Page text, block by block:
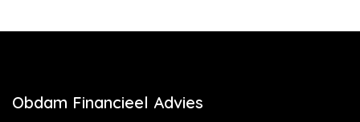
Obdam Financieel Advies